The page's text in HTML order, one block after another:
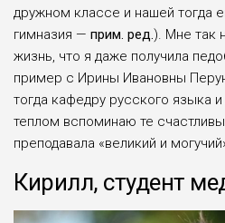
дружном классе и нашей тогда
гимназия — прим. ред.). Мне так
жизнь, что я даже получила
пример с Ирины Ивановны
тогда кафедру русского языка
теплом вспоминаю те
преподавала «великий и
Кирилл, студент